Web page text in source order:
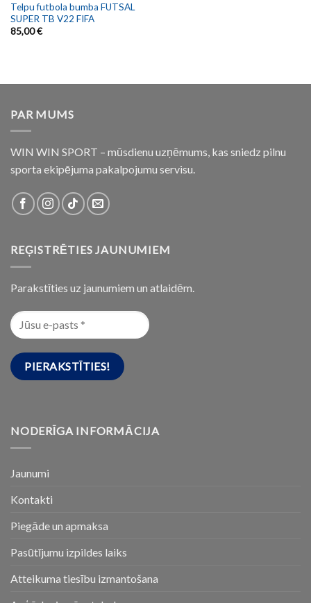
Telpu futbola bumba FUTSAL
SUPER TB V22 FIFA
85,00€
PAR MUMS
WIN WIN SPORT – mūsdienu uzņēmums, kas sniedz pilnu
sporta ekipējuma pakalpojumu servisu.
REĢISTRĒTIES JAUNUMIEM
Parakstīties uz jaunumiem un atlaidēm.
NODERĪGA INFORMĀCIJA
Jaunumi
Kontakti
Piegāde un apmaksa
Pasūtījumu izpildes laiks
Atteikuma tiesību izmantošana